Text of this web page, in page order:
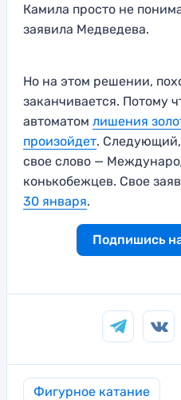
Камила просто не
заявила Медведева.
Но на этом решении,
заканчивается. Потому
автоматом лишения
произойдет. Следующий,
свое слово —
конькобежцев. Свое
30 января.
Подпишись
Фигурное катание